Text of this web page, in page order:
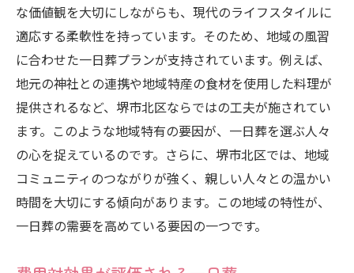
な価値観を大切にしながらも、現代のライフスタイルに
適応する柔軟性を持っています。そのため、地域の風習
に合わせた一日葬プランが支持されています。例えば、
地元の神社との連携や地域特産の食材を使用した料理が
提供されるなど、堺市北区ならではの工夫が施されてい
ます。このような地域特有の要因が、一日葬を選ぶ人々
の心を捉えているのです。さらに、堺市北区では、地域
コミュニティのつながりが強く、親しい人々との温かい
時間を大切にする傾向があります。この地域の特性が、
一日葬の需要を高めている要因の一つです。